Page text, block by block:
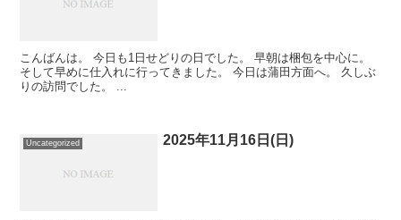
こんばんは。 今日も1日せどりの日でした。 早朝は梱包を中心に。
そして早めに仕入れに行ってきました。 今日は蒲田方面へ。 久しぶ
りの訪問でした。 ...
Uncategorized 2025年11月16日(日)